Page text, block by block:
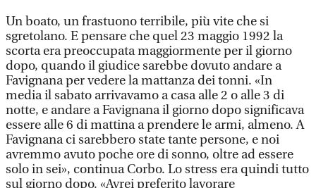
Un boato, un frastuono terribile, più vite che si
sgretolano. E pensare che quel 23 maggio 1992 la
scorta era preoccupata maggiormente per il giorno
dopo, quando il giudice sarebbe dovuto andare a
Favignana per vedere la mattanza dei tonni. «In
media il sabato arrivavamo a casa alle 2 o alle 3 di
notte, e andare a Favignana il giorno dopo significava
essere alle 6 di mattina a prendere le armi, almeno. A
Favignana ci sarebbero state tante persone, e noi
avremmo avuto poche ore di sonno, oltre ad essere
solo in sei», continua Corbo. Lo stress era quindi tutto
sul giorno dopo. «Avrei preferito lavorare